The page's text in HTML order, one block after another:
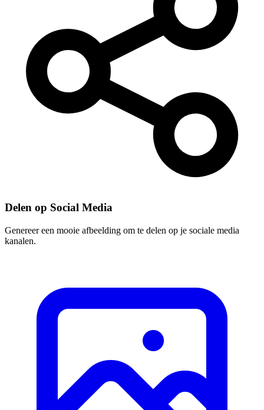
Delen op Social Media
Genereer een mooie afbeelding om te delen op je sociale media
kanalen.